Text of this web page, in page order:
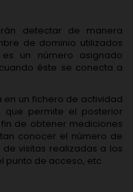
detectar de manera
de dominio utilizados
un número asignado
éste se conecta a
un fichero de actividad
que permite el posterior
de obtener mediciones
conocer el número de
visitas realizadas a los
punto de acceso, etc.